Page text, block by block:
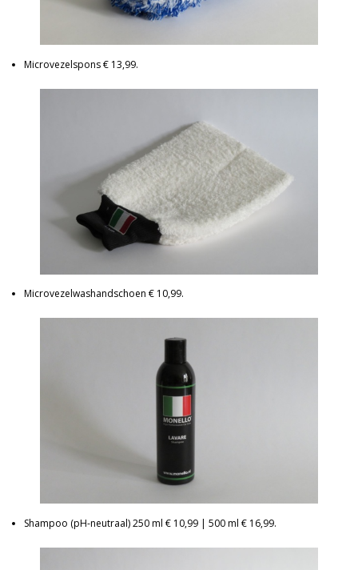
Microvezelspons € 13,99.
Microvezelwashandschoen € 10,99.
Shampoo (pH-neutraal) 250 ml € 10,99 | 500 ml € 16,99.